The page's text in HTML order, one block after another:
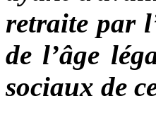
retraite par
de l’âge
sociaux de